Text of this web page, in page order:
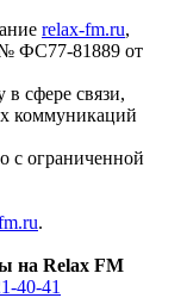
relax-fm.ru,
ФС77-81889 от
сфере связи,
коммуникаций
с ограниченной
.
на Relax FM
40-41